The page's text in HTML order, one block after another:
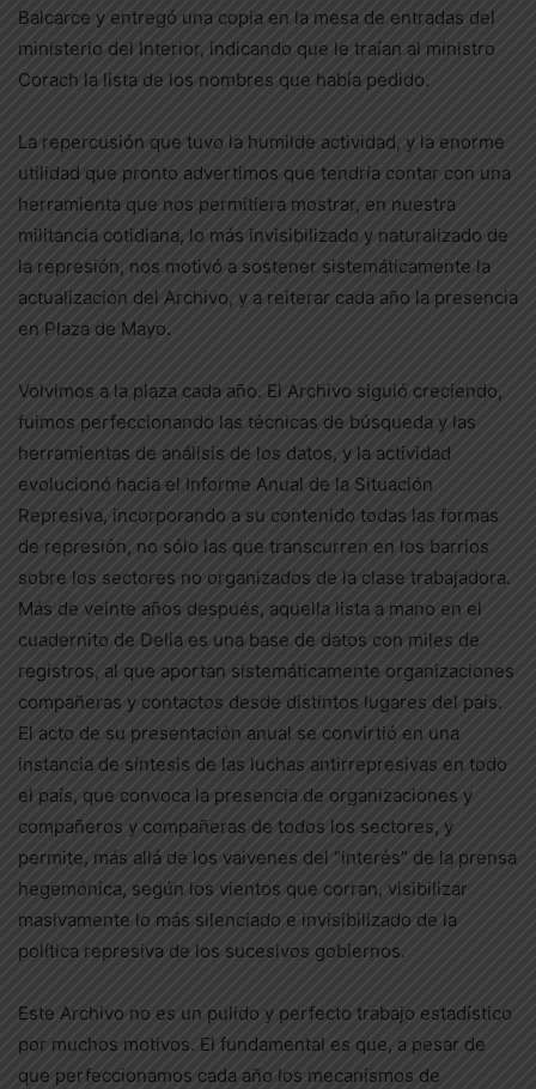
Balcarce y entregó una copia en la mesa de entradas del
ministerio del Interior, indicando que le traían al ministro
Corach la lista de los nombres que había pedido.
La repercusión que tuvo la humilde actividad, y la enorme
utilidad que pronto advertimos que tendría contar con una
herramienta que nos permitiera mostrar, en nuestra
militancia cotidiana, lo más invisibilizado y naturalizado de
la represión, nos motivó a sostener sistemáticamente la
actualización del Archivo, y a reiterar cada año la presencia
en Plaza de Mayo.
Volvimos a la plaza cada año. El Archivo siguió creciendo,
fuimos perfeccionando las técnicas de búsqueda y las
herramientas de análisis de los datos, y la actividad
evolucionó hacia el Informe Anual de la Situación
Represiva, incorporando a su contenido todas las formas
de represión, no sólo las que transcurren en los barrios
sobre los sectores no organizados de la clase trabajadora.
Más de veinte años después, aquella lista a mano en el
cuadernito de Delia es una base de datos con miles de
registros, al que aportan sistemáticamente organizaciones
compañeras y contactos desde distintos lugares del país.
El acto de su presentación anual se convirtió en una
instancia de síntesis de las luchas antirrepresivas en todo
el país, que convoca la presencia de organizaciones y
compañeros y compañeras de todos los sectores, y
permite, más allá de los vaivenes del “interés” de la prensa
hegemónica, según los vientos que corran, visibilizar
masivamente lo más silenciado e invisibilizado de la
política represiva de los sucesivos gobiernos.
Este Archivo no es un pulido y perfecto trabajo estadístico
por muchos motivos. El fundamental es que, a pesar de
que perfeccionamos cada año los mecanismos de